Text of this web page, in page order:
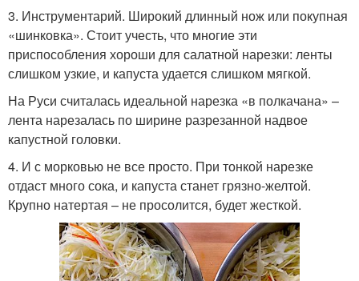
3. Инструментарий. Широкий длинный нож или покупная
«шинковка». Стоит учесть, что многие эти
приспособления хороши для салатной нарезки: ленты
слишком узкие, и капуста удается слишком мягкой.
На Руси считалась идеальной нарезка «в полкачана» –
лента нарезалась по ширине разрезанной надвое
капустной головки.
4. И с морковью не все просто. При тонкой нарезке
отдаст много сока, и капуста станет грязно-желтой.
Крупно натертая – не просолится, будет жесткой.